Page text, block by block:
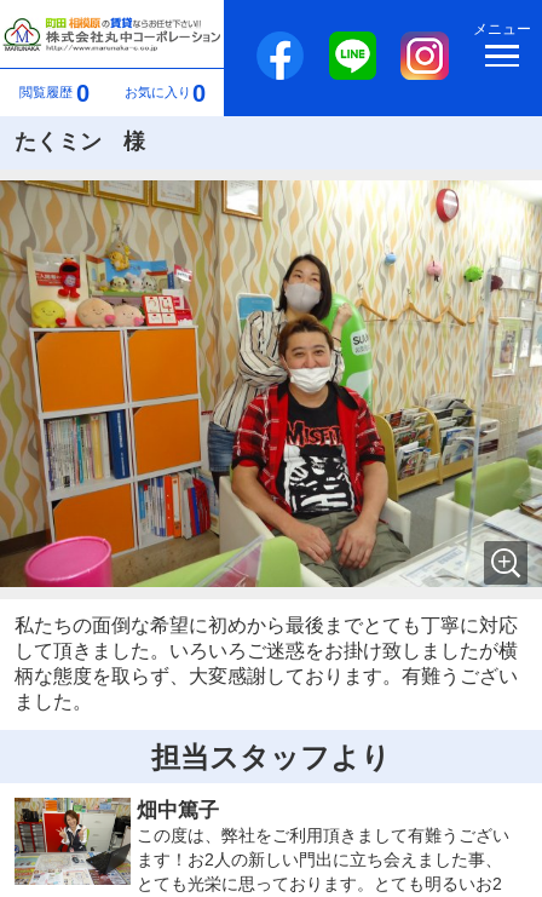
閲覧履歴 0 お気に入り 0
メニュー
たくミン 様
私たちの面倒な希望に初めから最後までとても丁寧に対応
して頂きました。いろいろご迷惑をお掛け致しましたが横
柄な態度を取らず、大変感謝しております。有難うござい
ました。
担当スタッフより
畑中篤子
この度は、弊社をご利用頂きまして有難うござい
ます！お2人の新しい門出に立ち会えました事、
とても光栄に思っております。とても明るいお2